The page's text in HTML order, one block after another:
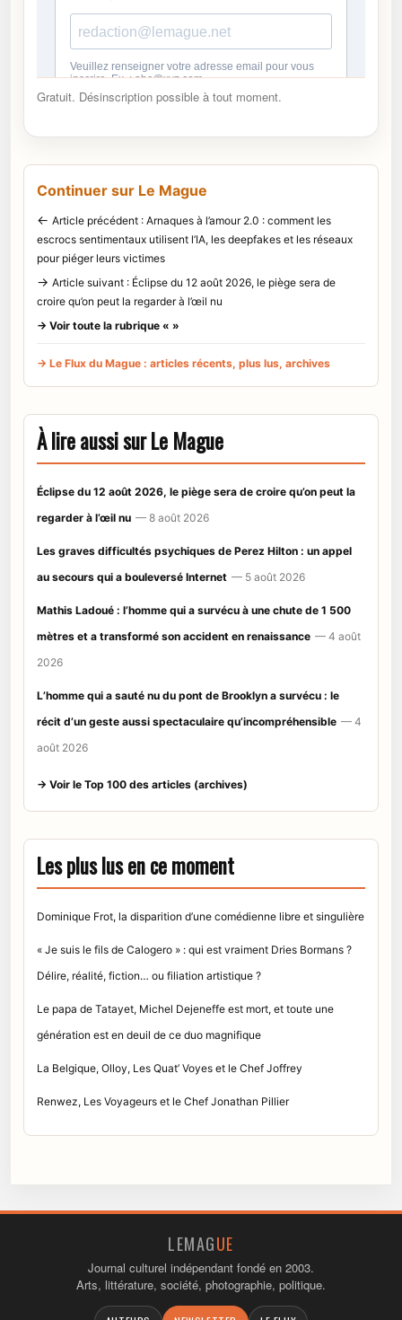
Gratuit. Désinscription possible à tout moment.
Continuer sur Le Mague
← Article précédent : Arnaques à l’amour 2.0 : comment les
escrocs sentimentaux utilisent l’IA, les deepfakes et les réseaux
pour piéger leurs victimes
→ Article suivant : Éclipse du 12 août 2026, le piège sera de
croire qu’on peut la regarder à l’œil nu
→ Voir toute la rubrique « »
→ Le Flux du Mague : articles récents, plus lus, archives
À lire aussi sur Le Mague
Éclipse du 12 août 2026, le piège sera de croire qu’on peut la
regarder à l’œil nu — 8 août 2026
Les graves difficultés psychiques de Perez Hilton : un appel
au secours qui a bouleversé Internet — 5 août 2026
Mathis Ladoué : l’homme qui a survécu à une chute de 1 500
mètres et a transformé son accident en renaissance — 4 août
2026
L’homme qui a sauté nu du pont de Brooklyn a survécu : le
récit d’un geste aussi spectaculaire qu’incompréhensible — 4
août 2026
→ Voir le Top 100 des articles (archives)
Les plus lus en ce moment
Dominique Frot, la disparition d’une comédienne libre et singulière
« Je suis le fils de Calogero » : qui est vraiment Dries Bormans ?
Délire, réalité, fiction… ou filiation artistique ?
Le papa de Tatayet, Michel Dejeneffe est mort, et toute une
génération est en deuil de ce duo magnifique
La Belgique, Olloy, Les Quat’ Voyes et le Chef Joffrey
Renwez, Les Voyageurs et le Chef Jonathan Pillier
LEMAGUE
Journal culturel indépendant fondé en 2003.
Arts, littérature, société, photographie, politique.